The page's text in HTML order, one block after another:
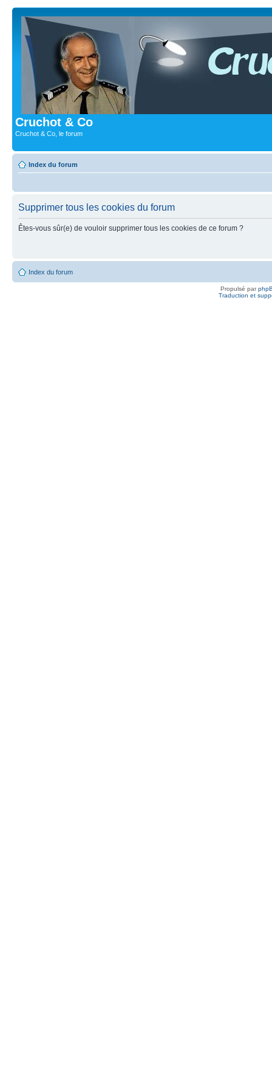
Cruchot & Co
Cruchot & Co, le forum
Index du forum
Supprimer tous les cookies du forum
Êtes-vous sûr(e) de vouloir supprimer tous les cookies de ce forum ?
Index du forum
Propulsé par
Traduction et